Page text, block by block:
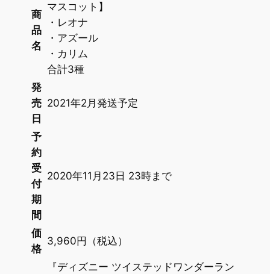
商
品
名
マスコット】
・レオナ
・アズール
・カリム
合計3種
発
売
日
2021年2月発送予定
予
約
受
付
期
間
2020年11月23日 23時まで
価
格
3,960円（税込）
『ディズニー ツイステッドワンダーラン